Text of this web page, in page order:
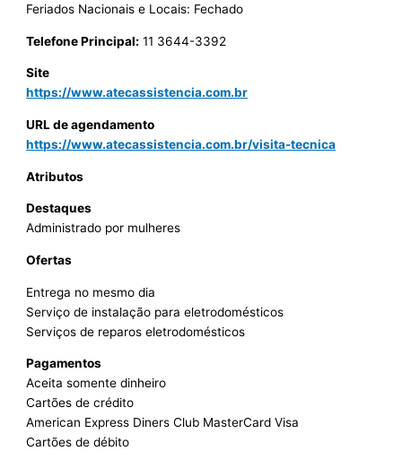
Feriados Nacionais e Locais: Fechado
Telefone Principal: 11 3644-3392
Site
https://www.atecassistencia.com.br
URL de agendamento
https://www.atecassistencia.com.br/visita-tecnica
Atributos
Destaques
Administrado por mulheres
Ofertas
Entrega no mesmo dia
Serviço de instalação para eletrodomésticos
Serviços de reparos eletrodomésticos
Pagamentos
Aceita somente dinheiro
Cartões de crédito
American Express Diners Club MasterCard Visa
Cartões de débito